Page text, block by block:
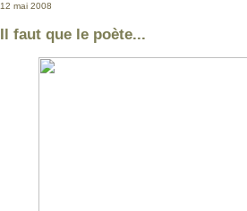
12 mai 2008
Il faut que le poète...